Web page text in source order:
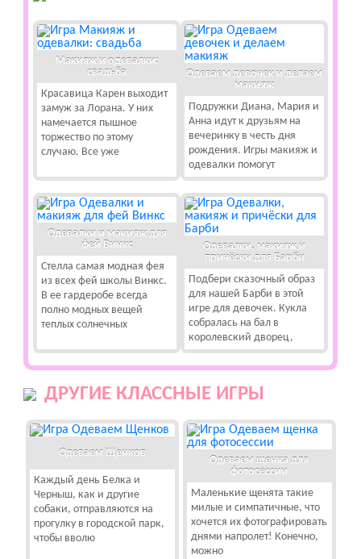
Макияж и одевалки:
свадьба
Красавица Карен выходит
замуж за Лорана. У них
намечается пышное
торжество по этому
случаю. Все уже
Одеваем девочек и делаем
макияж
Подружки Диана, Мария и
Анна идут к друзьям на
вечеринку в честь дня
рождения. Игры макияж и
одевалки помогут
Одевалки и макияж для
фей Винкс
Стелла самая модная фея
из всех фей школы Винкс.
В ее гардеробе всегда
полно модных вещей
теплых солнечных
Одевалки, макияж и
причёски для Барби
Подбери сказочный образ
для нашей Барби в этой
игре для девочек. Кукла
собралась на бал в
королевский дворец,
ДРУГИЕ КЛАССНЫЕ ИГРЫ
Одеваем Щенков
Каждый день Белка и
Черныш, как и другие
собаки, отправляются на
прогулку в городской парк,
чтобы вволю
Одеваем щенка для
фотосессии
Маленькие щенята такие
милые и симпатичные, что
хочется их фотографировать
днями напролет! Конечно,
можно